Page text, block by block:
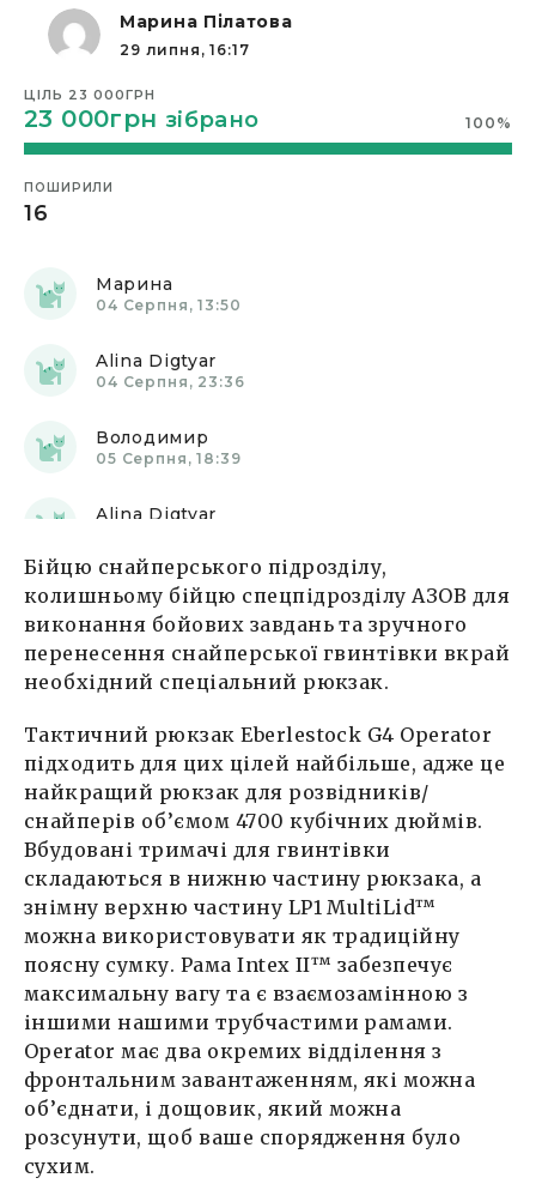
Марина Пілатова
29 липня, 16:17
ЦІЛЬ 23 000ГРН
23 000грн зібрано 100 %
ПОШИРИЛИ
16
Sveta
Євген
04 Серпня, 11:21
Марина
04 Серпня, 13:50
Alina Digtyar
04 Серпня, 23:36
Володимир
05 Серпня, 18:39
Alina Digtyar
Станіслав
08 Серпня, 10:01
Юля
12 Серпня, 13:23
Ольга
13 Серпня, 19:03
Alina Digtyar
15 Серпня, 00:11
15 Серпня, 08:20
Анонімно
15 Серпня, 08:20
Бійцю снайперського підрозділу,
колишньому бійцю спецпідрозділу АЗОВ для
виконання бойових завдань та зручного
перенесення снайперської гвинтівки вкрай
необхідний спеціальний рюкзак.
Тактичний рюкзак Eberlestock G4 Operator
підходить для цих цілей найбільше, адже це
найкращий рюкзак для розвідників/
снайперів об’ємом 4700 кубічних дюймів.
Вбудовані тримачі для гвинтівки
складаються в нижню частину рюкзака, а
знімну верхню частину LP1 MultiLid™
можна використовувати як традиційну
поясну сумку. Рама Intex II™ забезпечує
максимальну вагу та є взаємозамінною з
іншими нашими трубчастими рамами.
Operator має два окремих відділення з
фронтальним завантаженням, які можна
об’єднати, і дощовик, який можна
розсунути, щоб ваше спорядження було
сухим.